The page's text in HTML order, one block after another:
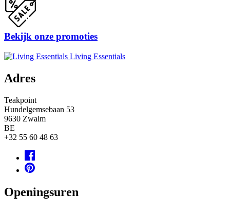
Bekijk onze promoties
Living Essentials
Adres
Teakpoint
Hundelgemsebaan 53
9630 Zwalm
BE
+32 55 60 48 63
Openingsuren